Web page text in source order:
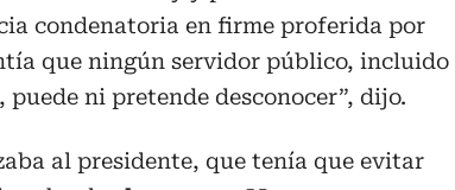
condenatoria en firme proferida por
que ningún servidor público, incluido
ni pretende desconocer”, dijo.
al presidente, que tenía que evitar